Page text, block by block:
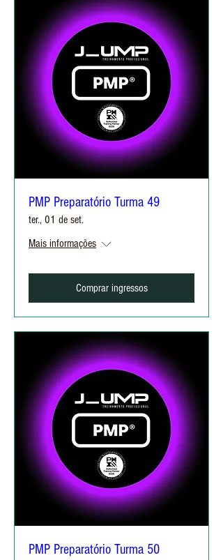
PMP Preparatório Turma 49
ter., 01 de set.
Mais informações
Comprar ingressos
PMP Preparatório Turma 50